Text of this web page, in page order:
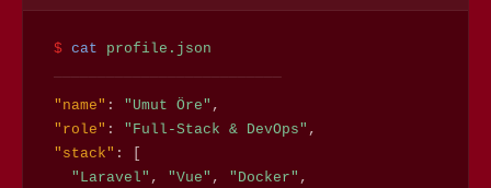
$ cat
profile.json
──────────────────────────
"name" : "Umut Öre" ,
"role" : "Full-Stack & DevOps" ,
"stack" : [
"Laravel" , "Vue" , "Docker" ,